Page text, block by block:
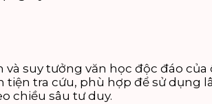
suy tưởng văn học độc đáo của
tra cứu, phù hợp để sử dụng
chiều sâu tư duy.